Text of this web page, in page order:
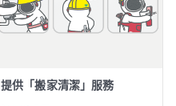
提供「搬家清潔」服務